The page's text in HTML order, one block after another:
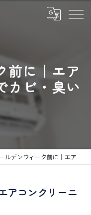
前に｜エア
カビ・臭い
デンウィーク前に｜エアコンクリーニングでカビ・臭い対策
アコンクリーニ